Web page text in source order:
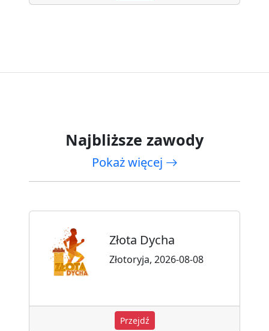
Najbliższe zawody
Pokaż więcej
Złota Dycha
Złotoryja, 2026-08-08
Przejdź